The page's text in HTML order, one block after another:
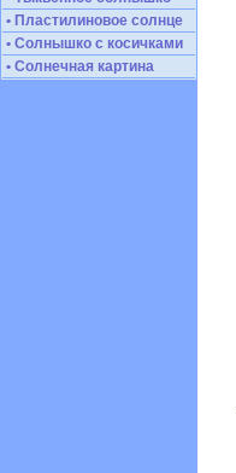
• Пластилиновое солнце
• Солнышко с косичками
• Солнечная картина